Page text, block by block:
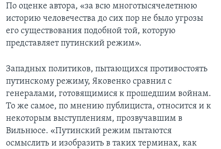
По оценке автора, «за всю многотысячелетнюю
историю человечества до сих пор не было угрозы
его существования подобной той, которую
представляет путинский режим».
Западных политиков, пытающихся противостоять
путинскому режиму, Яковенко сравнил с
генералами, готовящимися к прошедшим войнам.
То же самое, по мнению публициста, относится и к
некоторым выступлениям, прозвучавшим в
Вильнюсе. «Путинский режим пытаются
осмыслить и изобразить в таких терминах, как